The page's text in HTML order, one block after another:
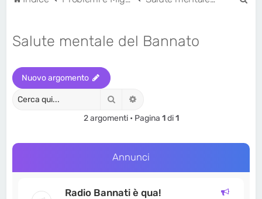
Salute mentale del Bannato
Nuovo argomento
Cerca
2 argomenti • Pagina 1di1
Annunci
Radio Bannati è qua!